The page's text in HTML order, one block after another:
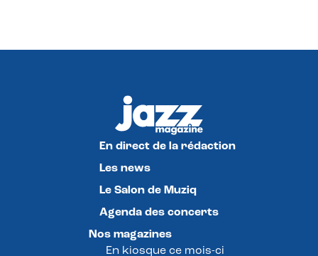
En direct de la rédaction
Les news
Le Salon de Muziq
Agenda des concerts
Nos magazines
En kiosque ce mois-ci